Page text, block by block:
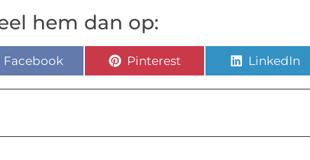
hem dan op:
Facebook Pinterest LinkedIn